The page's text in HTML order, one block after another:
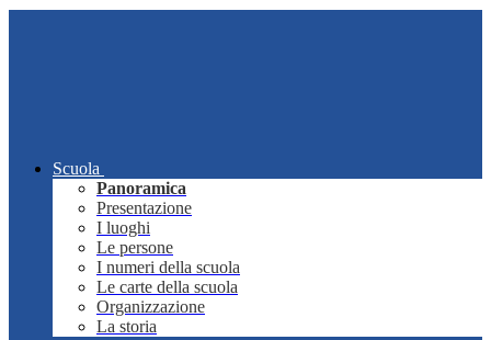
Scuola
Panoramica
Presentazione
I luoghi
Le persone
I numeri della scuola
Le carte della scuola
Organizzazione
La storia